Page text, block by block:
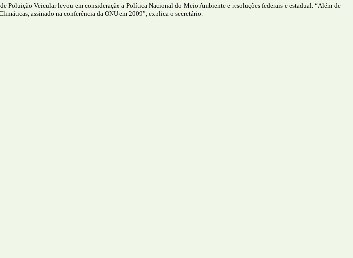
Poluição Veicular levou em consideração a Política Nacional do Meio Ambiente e resoluções federais e estadual. “Além de
assinado na conferência da ONU em 2009”, explica o secretário.